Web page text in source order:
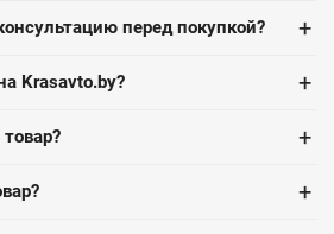
перед покупкой? +
Krasavto.by? +
+
+